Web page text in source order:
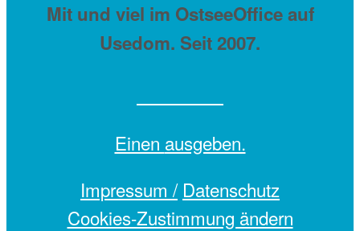
Mit und viel im OstseeOffice auf
Usedom. Seit 2007.
Einen ausgeben.
Impressum / Datenschutz
Cookies-Zustimmung ändern